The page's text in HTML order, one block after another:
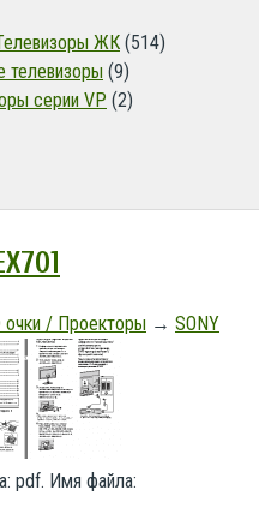
ЖК (514)
телевизоры (9)
серии VP (2)
/ Проекторы → SONY
pdf. Имя файла: